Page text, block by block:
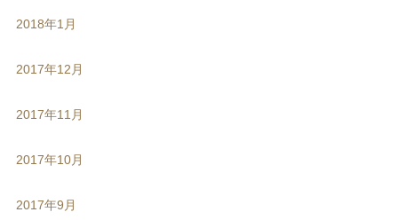
2018年1月
2017年12月
2017年11月
2017年10月
2017年9月